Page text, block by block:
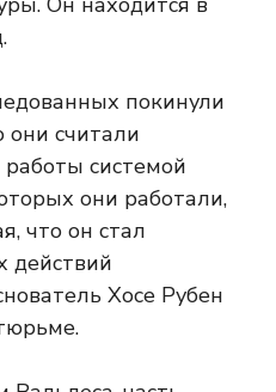
покинули
они считали
системой
они работали,
что он стал
действий
Хосе Рубен